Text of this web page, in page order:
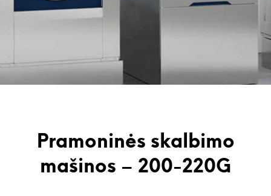
Pramoninės skalbimo
mašinos – 200-220G